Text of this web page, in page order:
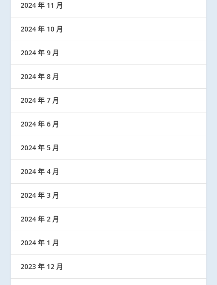
2024 年 11 月
2024 年 10 月
2024 年 9 月
2024 年 8 月
2024 年 7 月
2024 年 6 月
2024 年 5 月
2024 年 4 月
2024 年 3 月
2024 年 2 月
2024 年 1 月
2023 年 12 月